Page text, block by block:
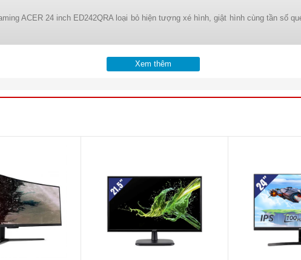
ACER 24 inch ED242QRA loại bỏ hiện tượng xé hình, giật hình cùng tần số
động, sắc nét ở mọi góc nhìn chỉ bằng 1 nút bấm 4 chiều thông minh trên
màn hình cong gaming ACER ED242QRA có thiết kế tràn viền với chỉ số cong
Xem thêm